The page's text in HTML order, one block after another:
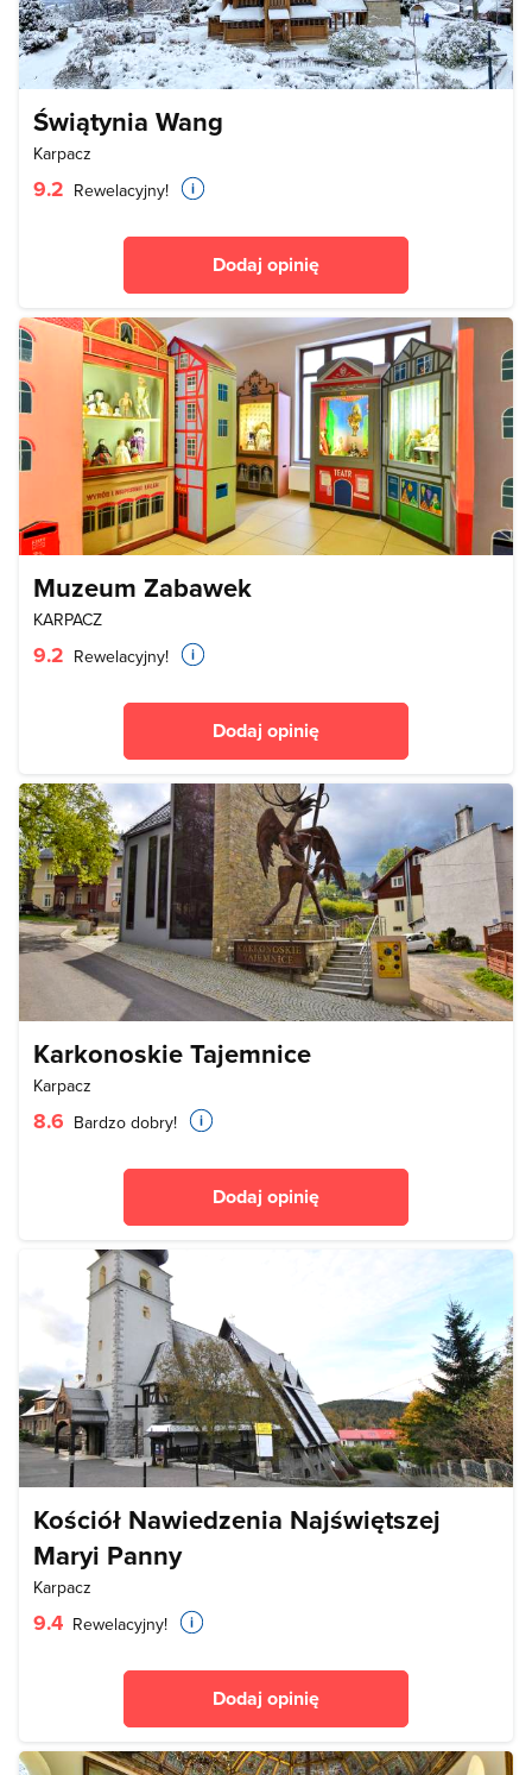
Świątynia Wang
Karpacz
9.2 Rewelacyjny!
Dodaj opinię
Muzeum Zabawek
KARPACZ
9.2 Rewelacyjny!
Dodaj opinię
Karkonoskie Tajemnice
Karpacz
8.6 Bardzo dobry!
Dodaj opinię
Kościół Nawiedzenia Najświętszej
Maryi Panny
Karpacz
9.4 Rewelacyjny!
Dodaj opinię